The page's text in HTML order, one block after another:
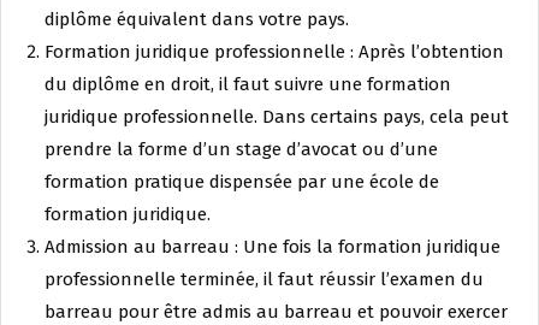
diplôme équivalent dans votre pays.
Formation juridique professionnelle : Après l’obtention
du diplôme en droit, il faut suivre une formation
juridique professionnelle. Dans certains pays, cela peut
prendre la forme d’un stage d’avocat ou d’une
formation pratique dispensée par une école de
formation juridique.
Admission au barreau : Une fois la formation juridique
professionnelle terminée, il faut réussir l’examen du
barreau pour être admis au barreau et pouvoir exercer